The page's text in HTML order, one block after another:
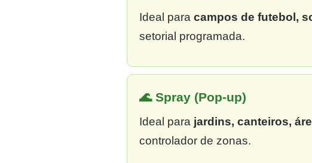
Ideal para campos de futebol,
setorial programada.
🌊 Spray (Pop-up)
Ideal para jardins, canteiros,
controlador de zonas.